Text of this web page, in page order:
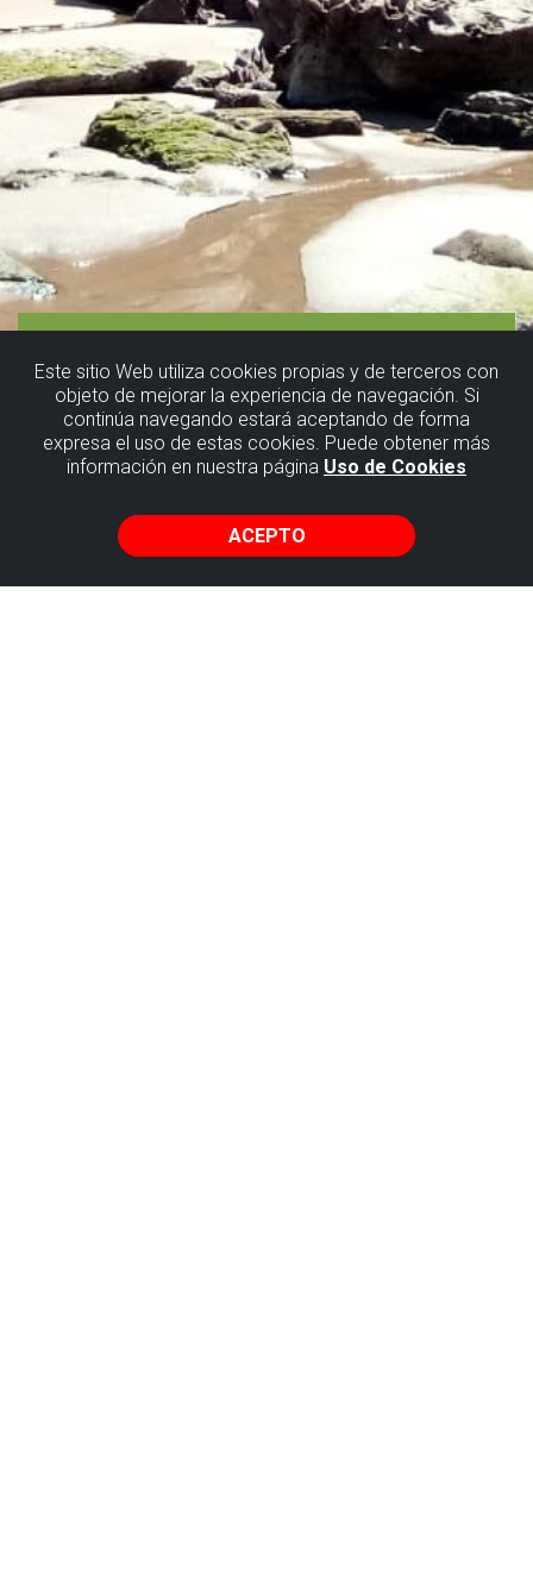
Este sitio Web utiliza cookies propias y de terceros con
objeto de mejorar la experiencia de navegación. Si
continúa navegando estará aceptando de forma
expresa el uso de estas cookies. Puede obtener más
información en nuestra página Uso de Cookies
ACEPTO